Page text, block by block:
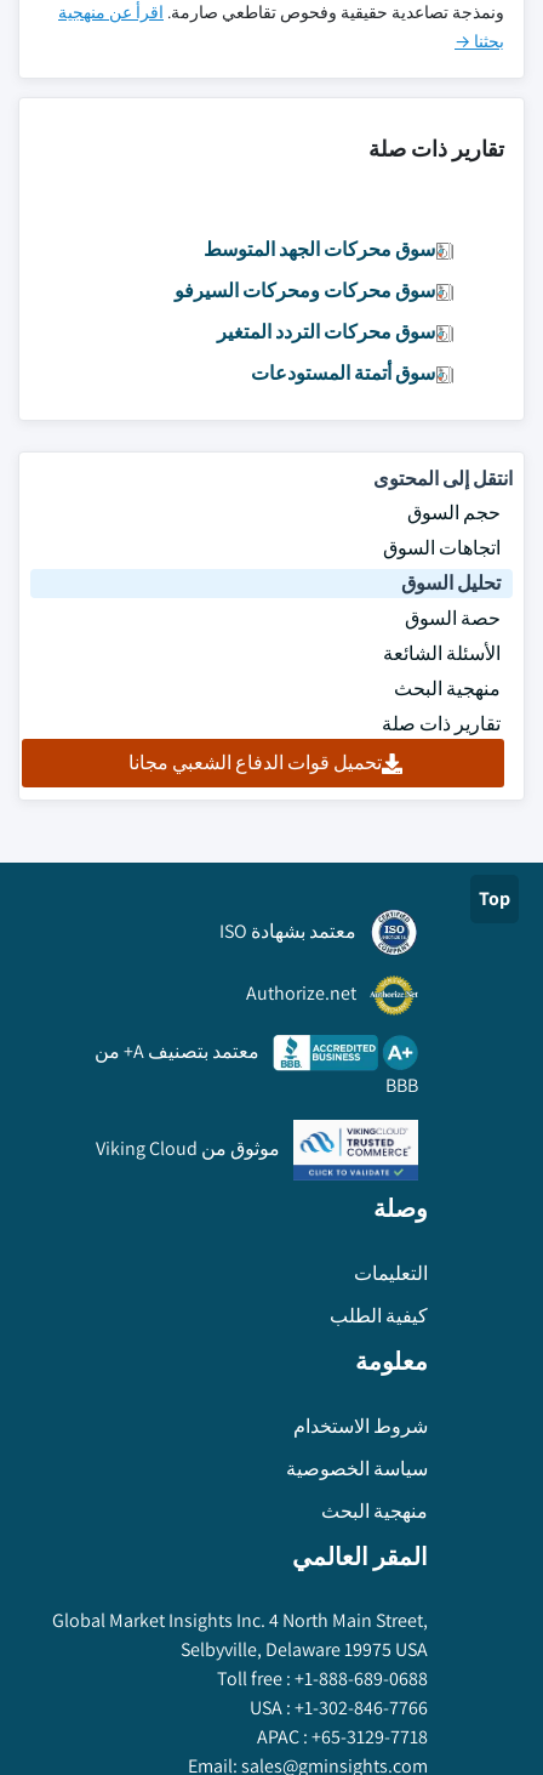
ونمذجة تصاعدية حقيقية وفحوص تقاطعي صارمة. اقرأ عن منهجية
بحثنا →
تقارير ذات صلة
سوق محركات الجهد المتوسط
سوق محركات ومحركات السيرفو
سوق محركات التردد المتغير
سوق أتمتة المستودعات
انتقل إلى المحتوى
حجم السوق
اتجاهات السوق
تحليل السوق
حصة السوق
الأسئلة الشائعة
منهجية البحث
تقارير ذات صلة
تحميل قوات الدفاع الشعبي مجانا
Top
معتمد بشهادة ISO
Authorize.net
معتمد بتصنيف A+ من
BBB
موثوق من Viking Cloud
وصلة
التعليمات
كيفية الطلب
معلومة
شروط الاستخدام
سياسة الخصوصية
منهجية البحث
المقر العالمي
Global Market Insights Inc. 4 North Main Street,
Selbyville, Delaware 19975 USA
Toll free :+1-888-689-0688
USA :+1-302-846-7766
APAC :+65-3129-7718
Email:sales@gminsights.com